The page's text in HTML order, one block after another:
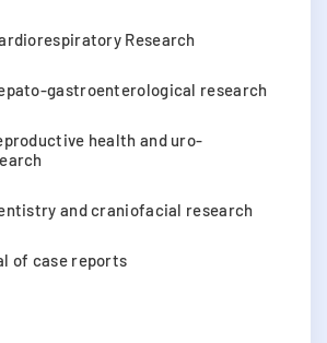
Research
gastroenterological research
health and uro-
and craniofacial research
of case reports